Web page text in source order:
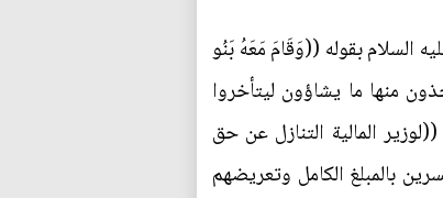
السلام بقوله ((وَقَامَ مَعَهُ بَنُو
منها ما يشاؤون ليتأخروا
بسدادها أو يتم إطفاءها وفق ما ورد بالمادة (46) من قانون الإدارة المالية والدين العام رقم (6) لسنة 2019 ((لوزير المالية التنازل عن حق
بالمبلغ الكامل وتعريضهم